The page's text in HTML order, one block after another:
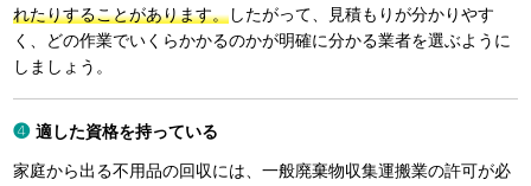
れたりすることがあります。したがって、見積もりが分かりやす
く、どの作業でいくらかかるのかが明確に分かる業者を選ぶように
しましょう。
適した資格を持っている
家庭から出る不用品の回収には、一般廃棄物収集運搬業の許可が必